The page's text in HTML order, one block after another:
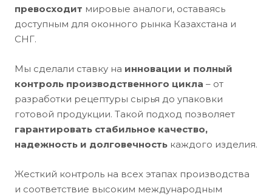
превосходит мировые аналоги, оставаясь
доступным для оконного рынка Казахстана и
СНГ.
Мы сделали ставку на инновации и полный
контроль производственного цикла – от
разработки рецептуры сырья до упаковки
готовой продукции. Такой подход позволяет
гарантировать стабильное качество,
надежность и долговечность каждого изделия.
Жесткий контроль на всех этапах производства
и соответствие высоким международным